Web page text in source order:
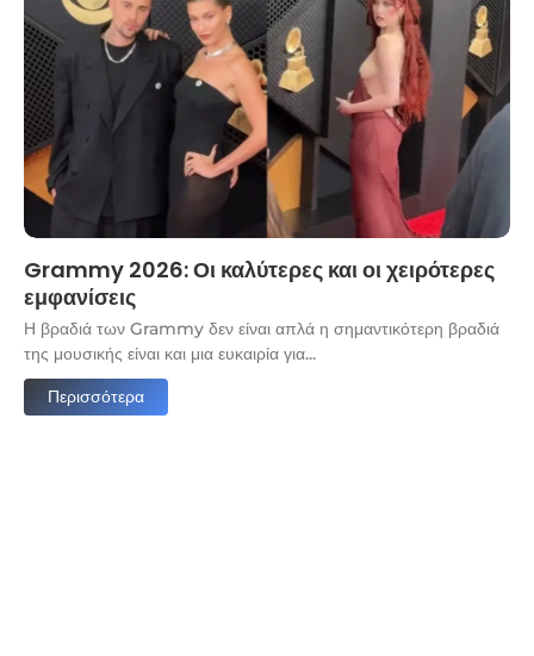
Grammy 2026: Οι καλύτερες και οι χειρότερες
εμφανίσεις
Η βραδιά των Grammy δεν είναι απλά η σημαντικότερη βραδιά
της μουσικής είναι και μια ευκαιρία για...
Περισσότερα